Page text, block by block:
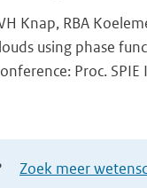
Knap, RBA
using phase
Proc.
Zoek meer